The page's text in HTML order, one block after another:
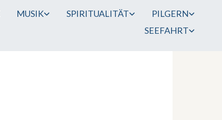
MUSIK SPIRITUALITÄT
PILGERN
SEEFAHRT